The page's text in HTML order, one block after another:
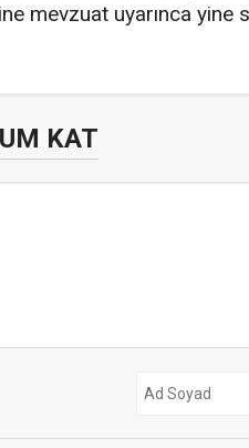
mevzuat uyarınca yine
KAT